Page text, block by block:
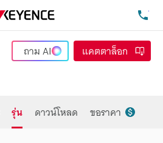
ถามAI แคตตาล็อก
รุ่น ดาวน์โหลด ขอราคา